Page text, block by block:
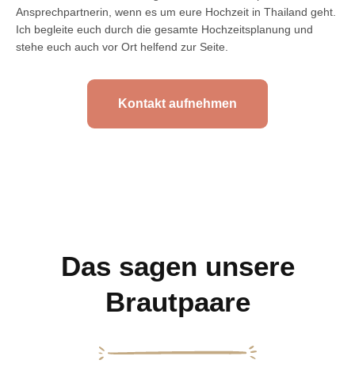
Ansprechpartnerin, wenn es um eure Hochzeit in Thailand geht.
Ich begleite euch durch die gesamte Hochzeitsplanung und
stehe euch auch vor Ort helfend zur Seite.
Kontakt aufnehmen
Das sagen unsere
Brautpaare